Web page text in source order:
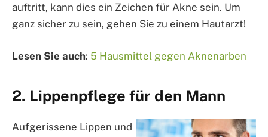
auftritt, kann dies ein Zeichen für Akne sein. Um
ganz sicher zu sein, gehen Sie zu einem Hautarzt!
Lesen Sie auch: 5 Hausmittel gegen Aknenarben
2. Lippenpflege für den Mann
Aufgerissene Lippen und